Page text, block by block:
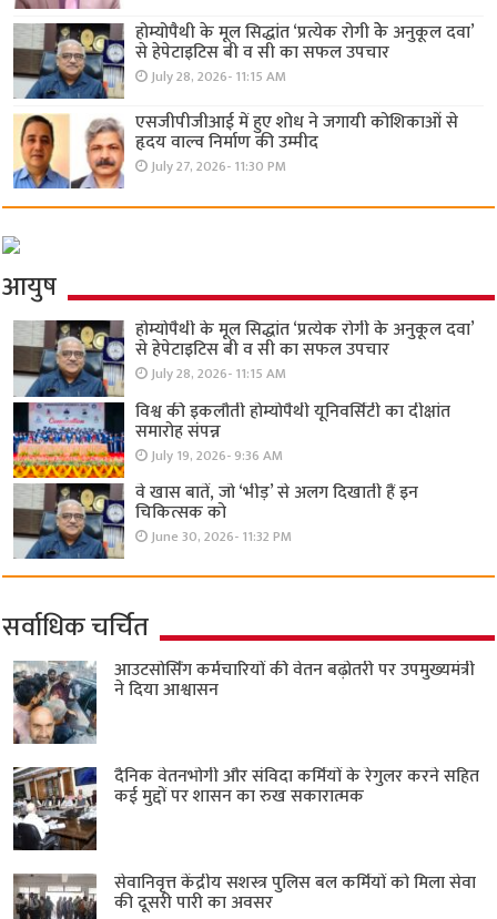
होम्योपैथी के मूल सिद्धांत ‘प्रत्येक रोगी केे अनुकूल दवा’
से हेपेटाइटिस बी व सी का सफल उपचार
July 28, 2026- 11:15 AM
एसजीपीजीआई में हुए शोध ने जगायी कोशिकाओं से
हृदय वाल्व निर्माण की उम्मीद
July 27, 2026- 11:30 PM
आयुष
होम्योपैथी के मूल सिद्धांत ‘प्रत्येक रोगी केे अनुकूल दवा’
से हेपेटाइटिस बी व सी का सफल उपचार
July 28, 2026- 11:15 AM
विश्व की इकलौती होम्योपैथी यूनिवर्सिटी का दीक्षांत
समारोह संपन्न
July 19, 2026- 9:36 AM
वे खास बातें, जो ‘भीड़’ से अलग दिखाती हैं इन
चिकित्सक को
June 30, 2026- 11:32 PM
सर्वाधिक चर्चित
आउटसोर्सिंग कर्मचारियों की वेतन बढ़ोतरी पर उपमुख्यमंत्री
ने दिया आश्वासन
दैनिक वेतनभोगी और संविदा कर्मियों के रेगुलर करने सहित
कई मुद्दों पर शासन का रुख सकारात्मक
सेवानिवृत्त केंद्रीय सशस्त्र पुलिस बल ​कर्मियों को मिला सेवा
की दूसरी पारी का अवसर